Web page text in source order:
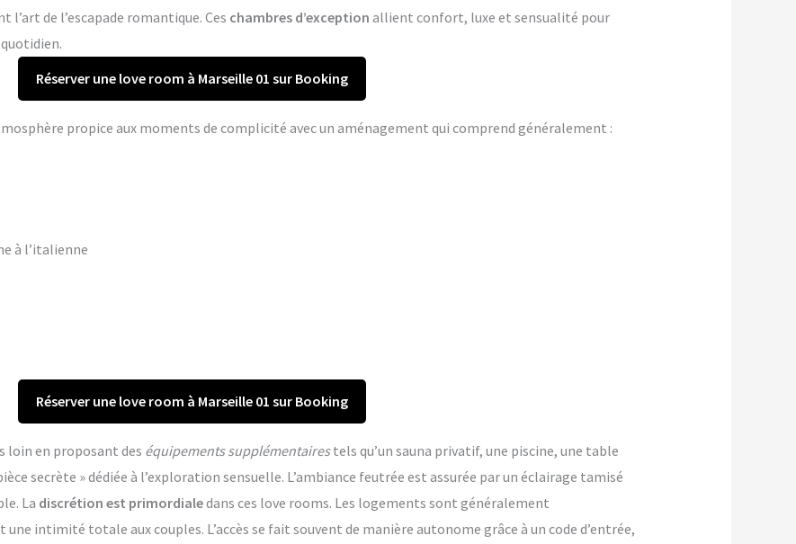
l’art de l’escapade romantique. Ces chambres d’exception allient confort, luxe et sensualité pour
Réserver une love room à Marseille 01 sur Booking
propice aux moments de complicité avec un aménagement qui comprend généralement :
à l’italienne
Réserver une love room à Marseille 01 sur Booking
loin en proposant des équipements supplémentairestels qu’un sauna privatif, une piscine, une table
secrète » dédiée à l’exploration sensuelle. L’ambiance feutrée est assurée par un éclairage tamisé
La discrétion est primordialedans ces love rooms. Les logements sont généralement
intimité totale aux couples. L’accès se fait souvent de manière autonome grâce à un code d’entrée,